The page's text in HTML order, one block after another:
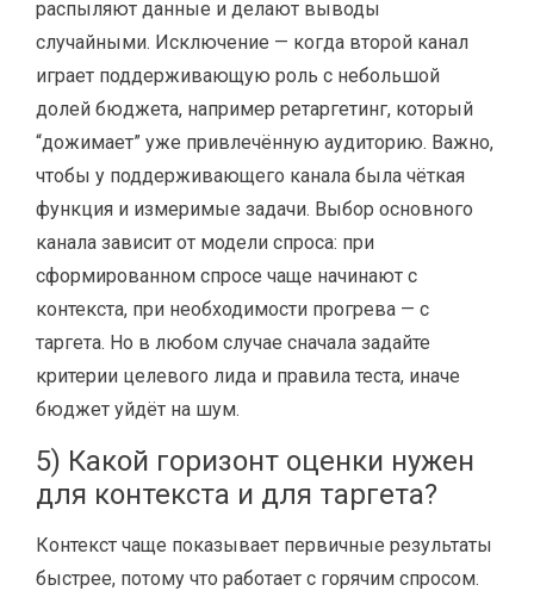
распыляют данные и делают выводы
случайными. Исключение — когда второй канал
играет поддерживающую роль с небольшой
долей бюджета, например ретаргетинг, который
“дожимает” уже привлечённую аудиторию. Важно,
чтобы у поддерживающего канала была чёткая
функция и измеримые задачи. Выбор основного
канала зависит от модели спроса: при
сформированном спросе чаще начинают с
контекста, при необходимости прогрева — с
таргета. Но в любом случае сначала задайте
критерии целевого лида и правила теста, иначе
бюджет уйдёт на шум.
5) Какой горизонт оценки нужен
для контекста и для таргета?
Контекст чаще показывает первичные результаты
быстрее, потому что работает с горячим спросом.